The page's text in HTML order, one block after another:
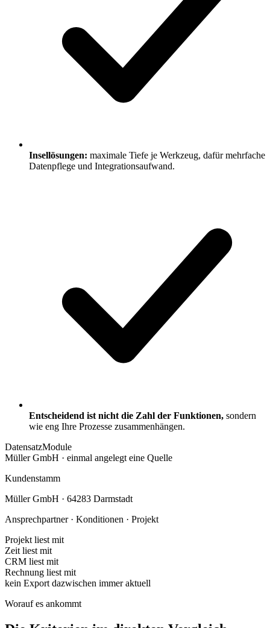
Insellösungen: maximale Tiefe je Werkzeug, dafür mehrfache
Datenpflege und Integrationsaufwand.
Entscheidend ist nicht die Zahl der Funktionen, sondern
wie eng Ihre Prozesse zusammenhängen.
DatensatzModule
Müller GmbH · einmal angelegt eine Quelle
Kundenstamm
Müller GmbH · 64283 Darmstadt
Ansprechpartner · Konditionen · Projekt
Projekt liest mit
Zeit liest mit
CRM liest mit
Rechnung liest mit
kein Export dazwischen immer aktuell
Worauf es ankommt